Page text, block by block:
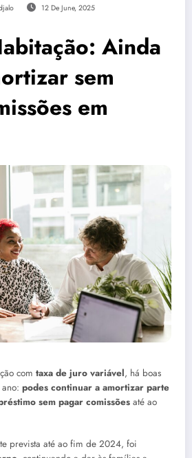
12 De June, 2025
Ainda
sem
em
com taxa de juro variável, há boas
podes continuar a amortizar parte
sem pagar comissões até ao
prevista até ao fim de 2024, foi